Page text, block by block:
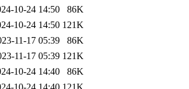
10-24 14:50
86K
10-24 14:50 121K
11-17 05:39
86K
11-17 05:39 121K
10-24 14:40
86K